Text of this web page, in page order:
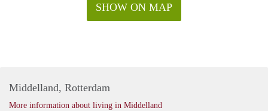
SHOW ON MAP
Middelland, Rotterdam
More information about living in Middelland